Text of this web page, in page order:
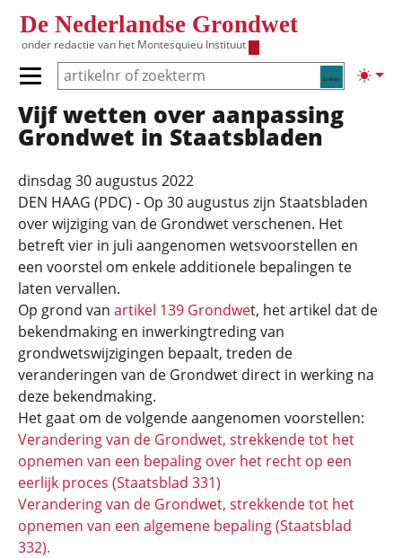
De Nederlandse Grondwet
onder redactie van het Montesquieu Instituut
Zoeken
Primair menu tonen/verbergen
Hoofdnavigatie
Vijf wetten over aanpassing
Grondwet in Staatsbladen
dinsdag 30 augustus 2022
DEN HAAG (PDC) - Op 30 augustus zijn Staatsbladen
over wijziging van de Grondwet verschenen. Het
betreft vier in juli aangenomen wetsvoorstellen en
een voorstel om enkele additionele bepalingen te
laten vervallen.
Op grond van artikel 139 Grondwet, het artikel dat de
bekendmaking en inwerkingtreding van
grondwetswijzigingen bepaalt, treden de
veranderingen van de Grondwet direct in werking na
deze bekendmaking.
Het gaat om de volgende aangenomen voorstellen:
Verandering van de Grondwet, strekkende tot het
opnemen van een bepaling over het recht op een
eerlijk proces (Staatsblad 331)
Verandering van de Grondwet, strekkende tot het
opnemen van een algemene bepaling (Staatsblad
332).